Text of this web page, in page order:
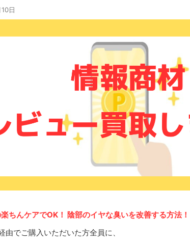
日
ちんケアでOK！ 陰部のイヤな臭いを改善する方法！
由でご購入いただいた方全員に、